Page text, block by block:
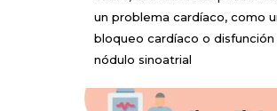
un problema cardíaco, como
bloqueo cardíaco o disfunción
nódulo sinoatrial